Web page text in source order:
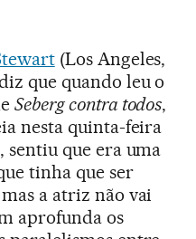
(Los Angeles,
que quando leu o
Seberg contra todos,
nesta quinta-feira
sentiu que era uma
tinha que ser
a atriz não vai
aprofunda os